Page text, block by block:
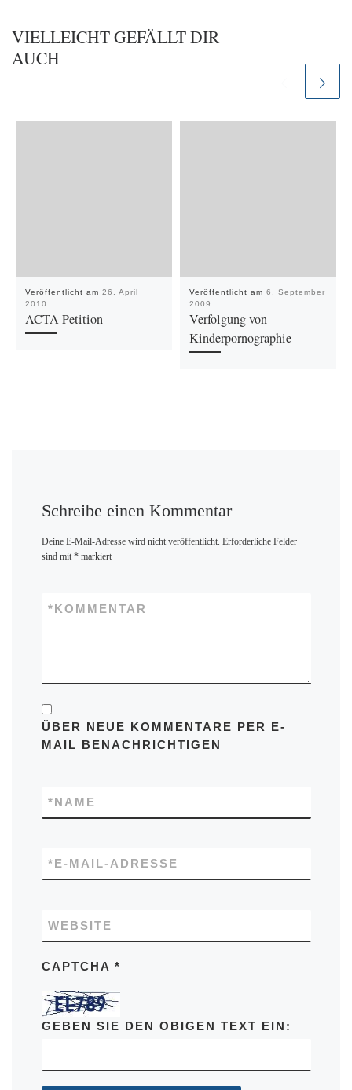
VIELLEICHT GEFÄLLT DIR
AUCH
Veröffentlicht am 26. April
2010
ACTA Petition
Veröffentlicht am 6. September
2009
Verfolgung von
Kinderpornographie
Schreibe einen Kommentar
Deine E-Mail-Adresse wird nicht veröffentlicht. Erforderliche Felder
sind mit *markiert
KOMMENTAR
*
ÜBER NEUE KOMMENTARE PER E-
MAIL BENACHRICHTIGEN
NAME
*
E-MAIL-ADRESSE
*
WEBSITE
CAPTCHA *
GEBEN SIE DEN OBIGEN TEXT EIN: